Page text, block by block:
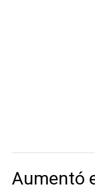
Aumentó